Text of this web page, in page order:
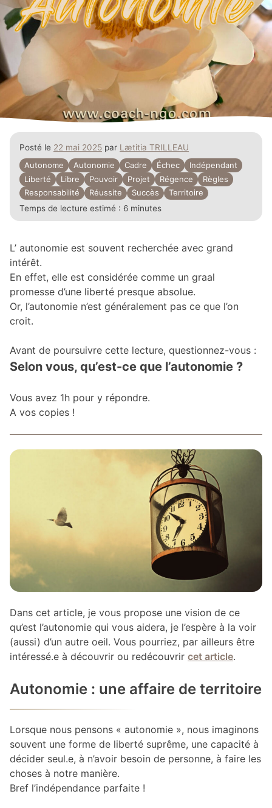
Posté le 22 mai 2025 par Lætitia TRILLEAU
Autonome
Autonomie Cadre Échec
Indépendant
Liberté
Libre Pouvoir Projet Régence
Règles
Responsabilité
Réussite Succès
Territoire
Temps de lecture estimé : 6 minutes
L’ autonomie est souvent recherchée avec grand
intérêt.
En effet, elle est considérée comme un graal
promesse d’une liberté presque absolue.
Or, l’autonomie n’est généralement pas ce que l’on
croit.
Avant de poursuivre cette lecture, questionnez-vous :
Selon vous, qu’est-ce que l’autonomie ?
Vous avez 1h pour y répondre.
A vos copies !
Dans cet article, je vous propose une vision de ce
qu’est l’autonomie qui vous aidera, je l’espère à la voir
(aussi) d’un autre oeil. Vous pourriez, par ailleurs être
intéressé.e à découvrir ou redécouvrir cet article.
Autonomie : une affaire de territoire
Lorsque nous pensons « autonomie », nous imaginons
souvent une forme de liberté suprême, une capacité à
décider seul.e, à n’avoir besoin de personne, à faire les
choses à notre manière.
Bref l’indépendance parfaite !